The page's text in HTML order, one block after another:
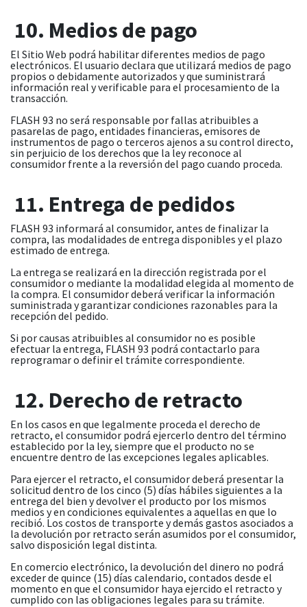
10. Medios de pago
El Sitio Web podrá habilitar diferentes medios de pago
electrónicos. El usuario declara que utilizará medios de pago
propios o debidamente autorizados y que suministrará
información real y verificable para el procesamiento de la
transacción.
FLASH 93 no será responsable por fallas atribuibles a
pasarelas de pago, entidades financieras, emisores de
instrumentos de pago o terceros ajenos a su control directo,
sin perjuicio de los derechos que la ley reconoce al
consumidor frente a la reversión del pago cuando proceda.
11. Entrega de pedidos
FLASH 93 informará al consumidor, antes de finalizar la
compra, las modalidades de entrega disponibles y el plazo
estimado de entrega.
La entrega se realizará en la dirección registrada por el
consumidor o mediante la modalidad elegida al momento de
la compra. El consumidor deberá verificar la información
suministrada y garantizar condiciones razonables para la
recepción del pedido.
Si por causas atribuibles al consumidor no es posible
efectuar la entrega, FLASH 93 podrá contactarlo para
reprogramar o definir el trámite correspondiente.
12. Derecho de retracto
En los casos en que legalmente proceda el derecho de
retracto, el consumidor podrá ejercerlo dentro del término
establecido por la ley, siempre que el producto no se
encuentre dentro de las excepciones legales aplicables.
Para ejercer el retracto, el consumidor deberá presentar la
solicitud dentro de los cinco (5) días hábiles siguientes a la
entrega del bien y devolver el producto por los mismos
medios y en condiciones equivalentes a aquellas en que lo
recibió. Los costos de transporte y demás gastos asociados a
la devolución por retracto serán asumidos por el consumidor,
salvo disposición legal distinta.
En comercio electrónico, la devolución del dinero no podrá
exceder de quince (15) días calendario, contados desde el
momento en que el consumidor haya ejercido el retracto y
cumplido con las obligaciones legales para su trámite.